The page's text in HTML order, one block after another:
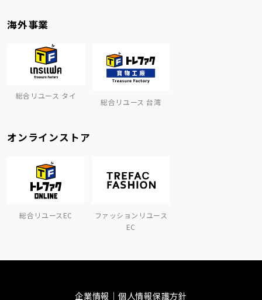
海外事業
総合リユース タイ
総合リユース 台湾
オンラインストア
総合リユースEC
ファッションリユース
EC
企業情報 個人情報保護方針